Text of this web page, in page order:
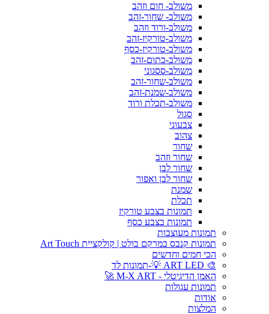
משולב- חום וזהב
משולב- שחור-זהב
משולב-ורוד וזהב
משולב-טורקיז-זהב
משולב-טורקיז-כסף
משולב-כתום-זהב
משולב-ססגוני
משולב-שחור-זהב
משולב-שמנת-זהב
משולב-תכלת ורוד
סגול
צבעוני
צהוב
שחור
שחור וזהב
שחור לבן
שחור לבן ואפור
שמנת
תכלת
תמונות בצבע טורקיז
תמונות בצבע כסף
תמונות מעוצבות
תמונות קנבס במרקם בולט | קולקציית Art Touch
הכי חמים וחדשים
🎨 ART LED 💡-תמונות לד
האמן הדיגיטלי - M-X ART 🚀
תמונות עגולות
אודות
המלצות